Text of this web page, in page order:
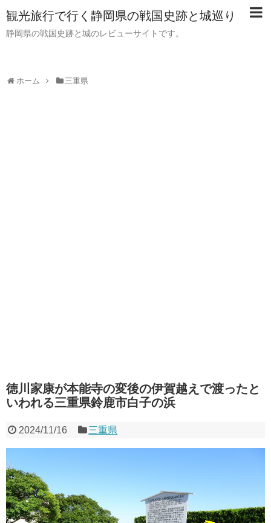
観光旅行で行く静岡県の戦国史跡と城巡り
静岡県の戦国史跡と城のレビューサイトです。
ホーム 三重県
徳川家康が本能寺の変後の伊賀越えで渡ったと
いわれる三重県鈴鹿市白子の浜
2024/11/16 三重県